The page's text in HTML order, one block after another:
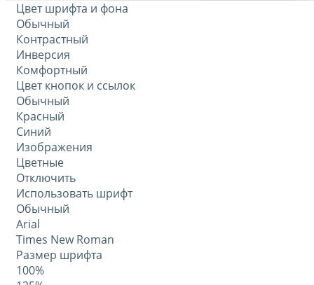
Цвет шрифта и фона
Обычный
Контрастный
Инверсия
Комфортный
Цвет кнопок и ссылок
Обычный
Красный
Синий
Изображения
Цветные
Отключить
Использовать шрифт
Обычный
Arial
Times New Roman
Размер шрифта
100%